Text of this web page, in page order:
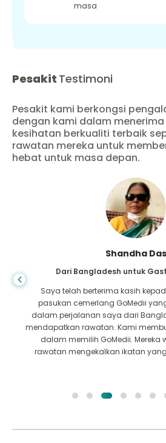
masa
Pesakit Testimoni
Pesakit kami berkongsi
dengan kami dalam
kesihatan berkualiti terbaik
rawatan mereka untuk
hebat untuk masa depan.
Shandha Das
Dari Bangladesh untuk
Saya telah berterima kasih
pasukan cemerlang GoMedii
dalam perjalanan saya dari
mendapatkan rawatan. Kami
dalam memilih GoMedii. Mereka
rawatan mengekalkan ikatan